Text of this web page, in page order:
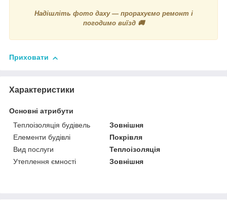
Надішліть фото даху — прорахуємо ремонт і
погодимо виїзд 🚚
Приховати
Характеристики
Основні атрибути
Теплоізоляція будівель
Зовнішня
Елементи будівлі
Покрівля
Вид послуги
Теплоізоляція
Утеплення ємності
Зовнішня